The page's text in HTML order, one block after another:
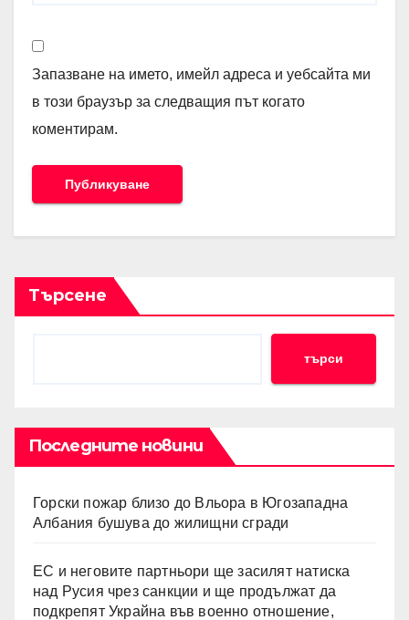
Запазване на името, имейл адреса и уебсайта ми
в този браузър за следващия път когато
коментирам.
Търсене
търси
Последните новини
Горски пожар близо до Вльора в Югозападна
Албания бушува до жилищни сгради
ЕС и неговите партньори ще засилят натиска
над Русия чрез санкции и ще продължат да
подкрепят Украйна във военно отношение,